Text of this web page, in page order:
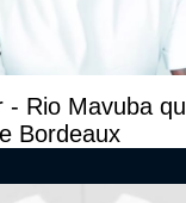
- Rio Mavuba
Bordeaux